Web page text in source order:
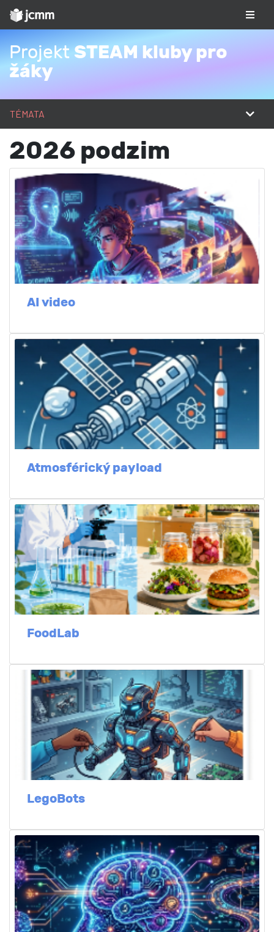
Projekt STEAM kluby pro
žáky
TÉMATA
2026 podzim
AI video
Atmosférický payload
FoodLab
LegoBots